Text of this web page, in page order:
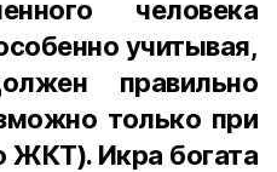
человека
учитывая,
правильно
только при
ЖКТ). Икра богата